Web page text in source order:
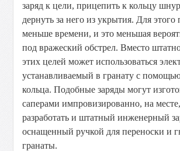
заряд к цели, прицепить к кольцу
дернуть за него из укрытия. Для этого
меньше времени, и это меньшая
под вражеский обстрел. Вместо
этих целей может использоваться
устанавливаемый в гранату с
кольца. Подобные заряды могут
саперами импровизированно, на
разработать и штатный инженерный
оснащенный ручкой для переноски и
гранаты.